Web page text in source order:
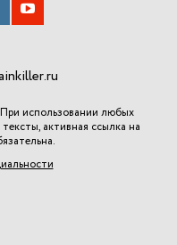
использовании любых
активная ссылка на